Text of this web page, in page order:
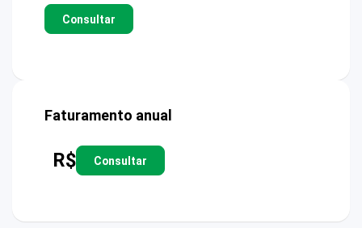
Consultar
Faturamento anual
R$ Consultar